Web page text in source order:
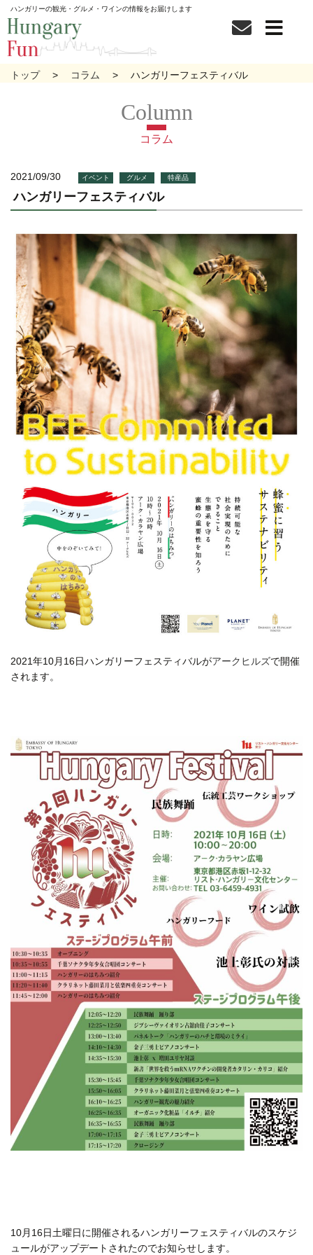
ハンガリーの観光・グルメ・ワインの情報をお届けします
トップ コラム ハンガリーフェスティバル
コラム
2021/09/30 イベント グルメ 特産品
ハンガリーフェスティバル
2021年10月16日ハンガリーフェスティバルがアークヒルズで開催
されます。
10月16日土曜日に開催されるハンガリーフェスティバルのスケジ
ュールがアップデートされたのでお知らせします。